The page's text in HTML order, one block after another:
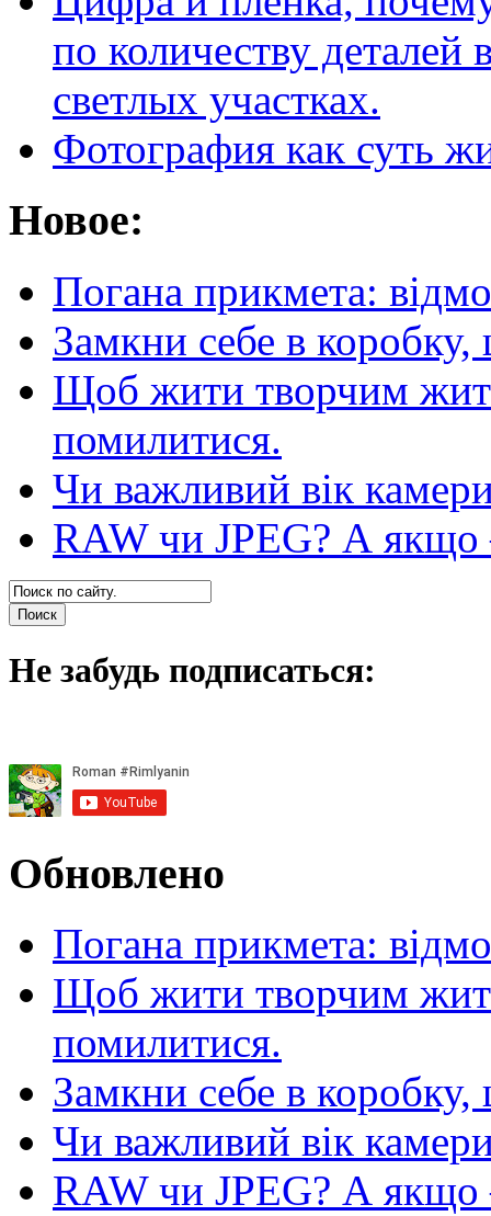
по количеству
светлых участках.
Фотография как суть
Новое:
Погана прикмета:
Замкни себе в
Щоб жити творчим
помилитися.
Чи важливий вік
RAW чи JPEG? А якщо
Не забудь подписаться:
Обновлено
Погана прикмета:
Щоб жити творчим
помилитися.
Замкни себе в
Чи важливий вік
RAW чи JPEG? А якщо